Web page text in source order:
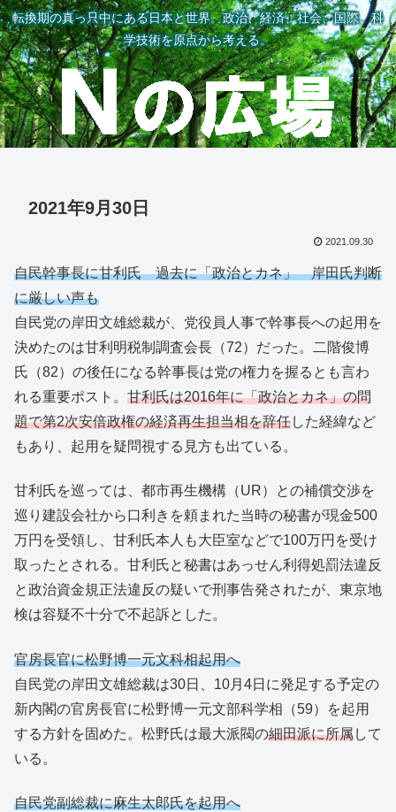
転換期の真っ只中にある日本と世界。政治、経済、社会、国際、科
学技術を原点から考える。
2021年9月30日
2021.09.30
自民幹事長に甘利氏 過去に「政治とカネ」 岸田氏判断
に厳しい声も
自民党の岸田文雄総裁が、党役員人事で幹事長への起用を
決めたのは甘利明税制調査会長（72）だった。二階俊博
氏（82）の後任になる幹事長は党の権力を握るとも言わ
れる重要ポスト。 甘利氏は2016年に「政治とカネ」の問
題で第2次安倍政権の経済再生担当相を辞任した経緯など
もあり、起用を疑問視する見方も出ている。
甘利氏を巡っては、都市再生機構（UR）との補償交渉を
巡り建設会社から口利きを頼まれた当時の秘書が現金500
万円を受領し、甘利氏本人も大臣室などで100万円を受け
取ったとされる。甘利氏と秘書はあっせん利得処罰法違反
と政治資金規正法違反の疑いで刑事告発されたが、東京地
検は容疑不十分で不起訴とした。
官房長官に松野博一元文科相起用へ
自民党の岸田文雄総裁は30日、10月4日に発足する予定の
新内閣の官房長官に松野博一元文部科学相（59）を起用
する方針を固めた。松野氏は最大派閥の細田派に所属して
いる。
自民党副総裁に麻生太郎氏を起用へ